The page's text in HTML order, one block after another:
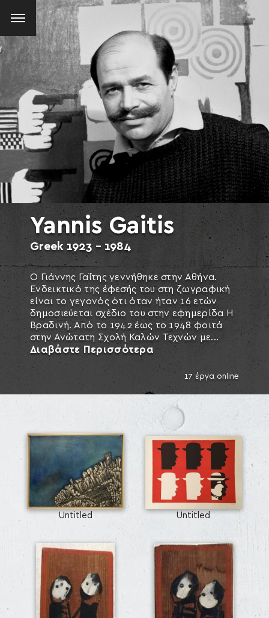
Yannis Gaitis
Greek 1923 - 1984
Ο Γιάννης Γαΐτης γεννήθηκε στην Αθήνα.
Ενδεικτικό της έφεσής του στη ζωγραφική
είναι το γεγονός ότι όταν ήταν 16 ετών
δημοσιεύεται σχέδιο του στην εφημερίδα Η
Βραδινή. Από το 1942 έως το 1948 φοιτά
στην Ανώτατη Σχολή Καλών Τεχνών με...
Διαβάστε Περισσότερα
17 έργα online
Untitled Untitled